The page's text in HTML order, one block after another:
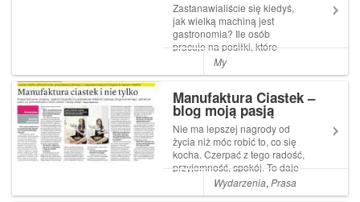
Zastanawialiście się kiedyś,
jak wielką machiną jest
gastronomia? Ile osób
pracuje na posiłki, które
jemy? Myśleliście o tym, że
produkt finalny, talerz, który
kilkudziesięciu osób? Znam
gastronomię od podszewki i
pomyślałam...
My
Manufaktura Ciastek –
blog moją pasją
Nie ma lepszej nagrody od
życia niż móc robić to, co się
kocha. Czerpać z tego radość,
przyjemność, spokój. To daje
mi Manufaktura Ciastek, mój
towarzysz od ponad 3 lat. Ci,
Wydarzenia,Prasa